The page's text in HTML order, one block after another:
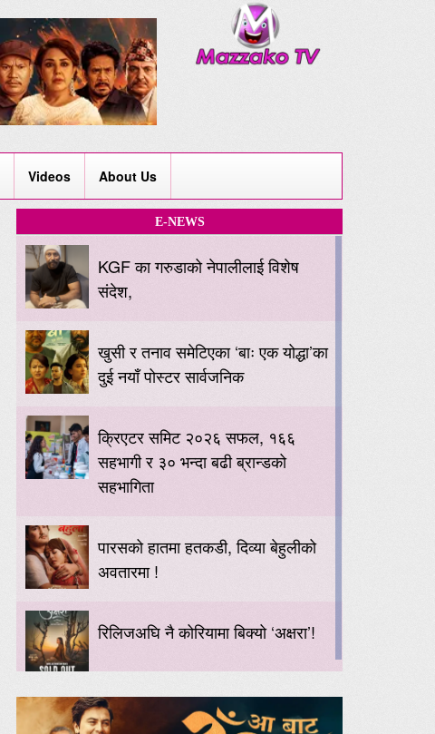
Videos About Us
E-NEWS
KGF का गरुडाको नेपालीलाई विशेष
संदेश,
खुसी र तनाव समेटिएका ‘बाः एक योद्धा’का
दुई नयाँ पोस्टर सार्वजनिक
क्रिएटर समिट २०२६ सफल, १६६
सहभागी र ३० भन्दा बढी ब्रान्डको
सहभागिता
पारसको हातमा हतकडी, दिव्या बेहुलीको
अवतारमा !
रिलिजअघि नै कोरियामा बिक्यो ‘अक्षरा’!